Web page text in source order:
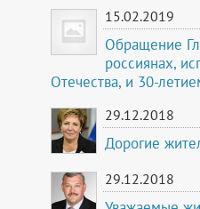
15.02.2019
Обращение
россиянах,
Отечества, и 30-
29.12.2018
Дорогие
29.12.2018